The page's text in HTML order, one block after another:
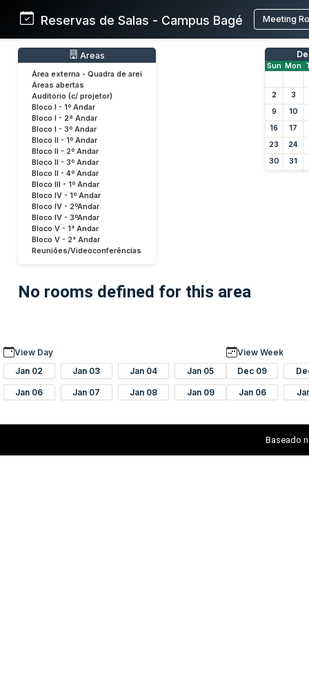
Reservas de Salas - Campus Bagé Meeting
Areas
Área externa - Quadra de arei
Áreas abertas
Auditório (c/ projetor)
Bloco I - 1º Andar
Bloco I - 2ª Andar
Bloco I - 3º Andar
Bloco II - 1º Andar
Bloco II - 2º Andar
Bloco II - 3º Andar
Bloco II - 4º Andar
Bloco III - 1º Andar
Bloco IV - 1º Andar
Bloco IV - 2ºAndar
Bloco IV - 3ºAndar
Bloco V - 1° Andar
Bloco V - 2° Andar
Reuniões/Videoconferências
Sun Mon
2
3
9
10
16
17
23
24
30
31
No rooms defined for this area
View Day
Jan 02
Jan 03 Jan 04 Jan 05
Jan 06 Jan 07 Jan 08 Jan 09
View Week
Dec 09
Jan 06
Baseado